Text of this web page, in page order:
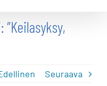
Seuraava